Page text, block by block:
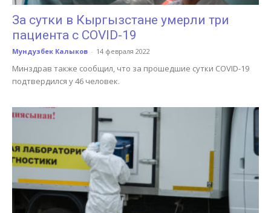
За сутки в Кыргызстане умерли три
пациента с COVID-19
Мундузбек Калыков - 14 февраля 2022
Минздрав также сообщил, что за прошедшие сутки COVID-19
подтвердился у 46 человек.